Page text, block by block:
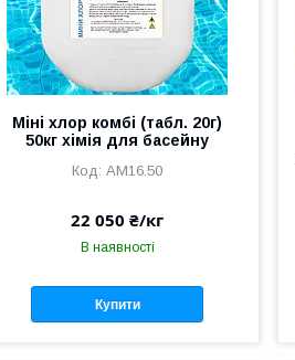
Міні хлор комбі (табл. 20г)
50кг хімія для басейну
AM16.50
22 050 ₴/кг
В наявності
Купити